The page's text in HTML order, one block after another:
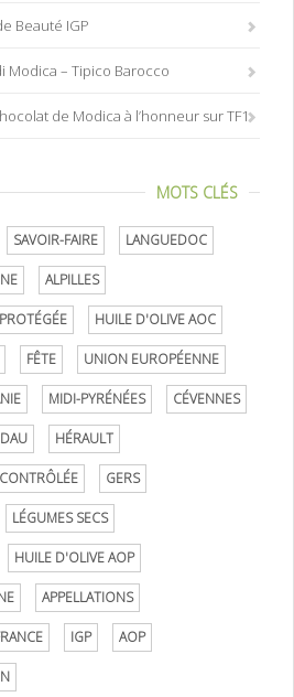
Beauté IGP
Modica – Tipico Barocco
de Modica à l’honneur sur TF1
MOTS CLÉS
SAVOIR-FAIRE LANGUEDOC
ALPILLES
HUILE D'OLIVE AOC
FÊTE UNION EUROPÉENNE
MIDI-PYRÉNÉES CÉVENNES
HÉRAULT
GERS
LÉGUMES SECS
HUILE D'OLIVE AOP
APPELLATIONS
IGP AOP